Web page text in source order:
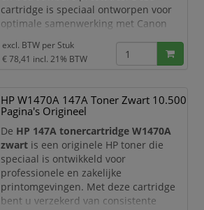
cartridge is speciaal ontworpen voor
optimale samenwerking met Canon
consistente kwaliteit en storingsvrij
printen.
pagina’sis deze toner ideaal voor
kantoren en thuiswerkplekken waar
regelmatig documenten worden
geprint. U profite
excl. BTW per Stuk
€ 78,41 incl. 21% BTW
HP W1470A 147A Toner Zwart 10.500
Pagina's Origineel
De HP 147A tonercartridge W1470A
zwart is een originele HP toner die
speciaal is ontwikkeld voor
professionele en zakelijke
printomgevingen. Met deze cartridge
bent u verzekerd van consistente